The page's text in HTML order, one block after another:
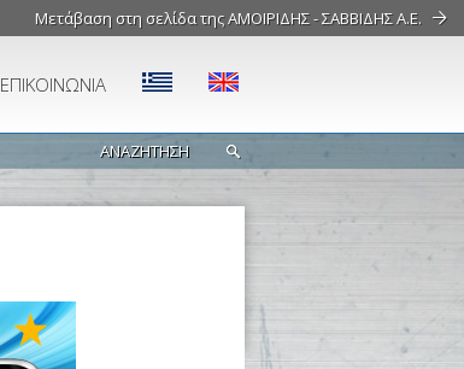
Μετάβαση στη σελίδα της ΑΜΟΙΡΙΔΗΣ - ΣΑΒΒΙΔΗΣ Α.Ε.
ΕΠΙΚΟΙΝΩΝΙΑ